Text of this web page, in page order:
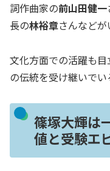
詞作曲家の前山田健一
長の林裕章さんなどが
文化方面での活躍も
の伝統を受け継いでい
篠塚大輝は
値と受験エ